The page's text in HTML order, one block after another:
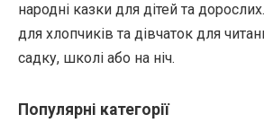
народні казки для дітей та
для хлопчиків та дівчаток для
садку, школі або на ніч.
Популярні категорії